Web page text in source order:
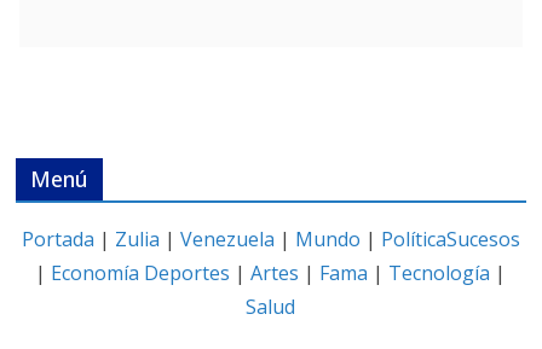
Menú
Portada | Zulia | Venezuela | Mundo | PolíticaSucesos
| Economía Deportes |Artes | Fama | Tecnología |
Salud